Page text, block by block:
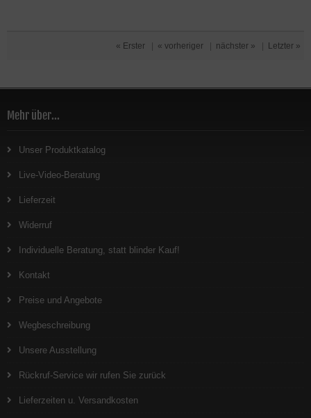
« Erster « vorheriger nächster » Letzter »
Mehr über...
Unser Produktkatalog
Live-Video-Beratung
Lieferzeit
Widerruf
Individuelle Beratung, statt blinder Kauf!
Kontakt
Preise und Angebote
Wegbeschreibung
Unsere Ausstellung
Rückruf-Service wir rufen Sie zurück
Lieferzeiten u. Versandkosten